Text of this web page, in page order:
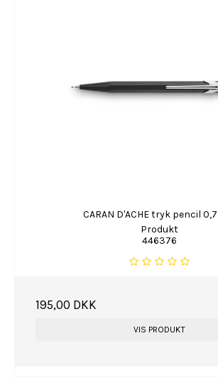
CARAN D'ACHE tryk pencil
Produkt
446376
195,00 DKK
VIS PRODUKT